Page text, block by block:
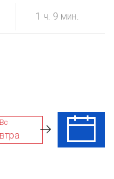
1 ч. 9 мин.
Вс Пн